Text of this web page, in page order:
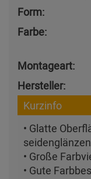
Form:
Farbe:
Montageart:
Hersteller:
Kurzinfo
• Glatte
• Große
• Gute